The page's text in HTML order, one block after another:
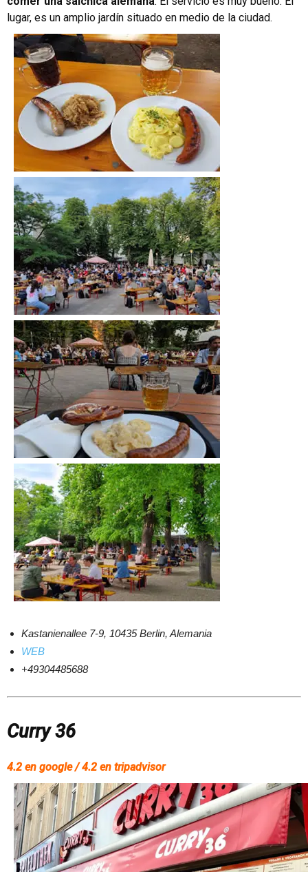
lugar, es un amplio jardín situado en medio de la ciudad.
Kastanienallee 7-9, 10435 Berlin, Alemania
WEB
+49304485688
Curry 36
4.2 en google / 4.2 en tripadvisor